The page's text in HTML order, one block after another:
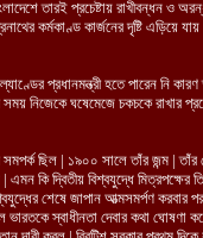
তারই প্রচেষ্টায় রাখীবন্ধন ও
কর্মকাণ্ড কার্জনের দৃষ্টি এড়িয়ে
প্রধানমন্ত্রী হতে পারেন নি
সময় নিজেকে ঘষেমেজে চকচকে রাখার
সমপর্ক ছিল | ১৯০০ সালে তাঁর জন্ম |
কি দ্বিতীয় বিশ্বযুদ্ধে মিত্রপক্ষের
শেষে জাপান আত্মসমর্পণ করবার
স্বাধীনতা দেবার কথা ঘোষণা